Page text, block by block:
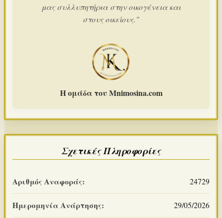
μας συλλυπητήρια στην οικογένεια και
στους οικείους."
Η ομάδα του Mnimosina.com
Σχετικές Πληροφορίες
Αριθμός Αναφοράς: 24729
Ημερομηνία Ανάρτησης: 29/05/2026